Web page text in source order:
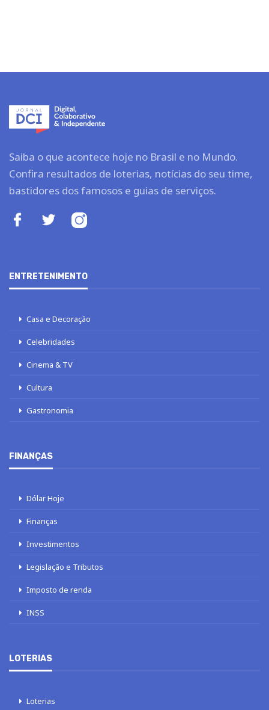
Saiba o que acontece hoje no Brasil e no Mundo.
Confira resultados de loterias, notícias do seu time,
bastidores dos famosos e guias de serviços.
ENTRETENIMENTO
Casa e Decoração
Celebridades
Cinema & TV
Cultura
Gastronomia
FINANÇAS
Dólar Hoje
Finanças
Investimentos
Legislação e Tributos
Imposto de renda
INSS
LOTERIAS
Loterias